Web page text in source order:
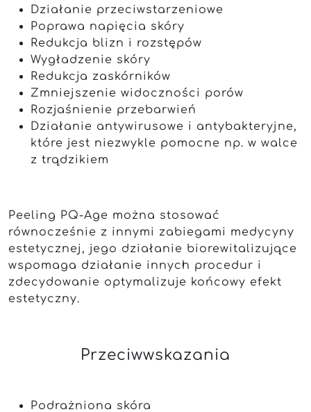
Działanie przeciwstarzeniowe
Poprawa napięcia skóry
Redukcja blizn i rozstępów
Wygładzenie skóry
Redukcja zaskórników
Zmniejszenie widoczności porów
Rozjaśnienie przebarwień
Działanie antywirusowe i antybakteryjne,
które jest niezwykle pomocne np. w walce
z trądzikiem
Peeling PQ-Age można stosować
równocześnie z innymi zabiegami medycyny
estetycznej, jego działanie biorewitalizujące
wspomaga działanie innych procedur i
zdecydowanie optymalizuje końcowy efekt
estetyczny.
Przeciwwskazania
Podrażniona skóra